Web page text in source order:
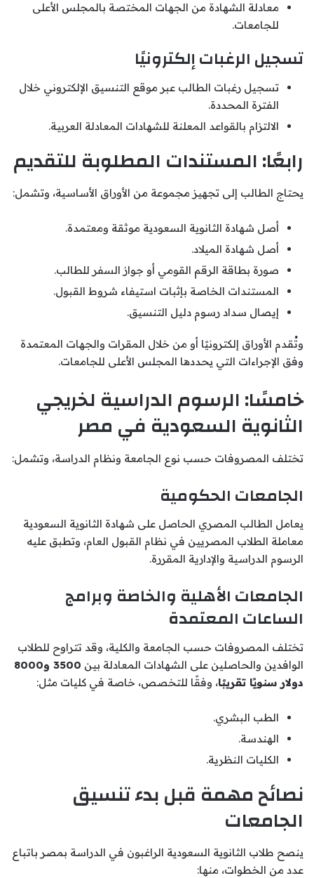
معادلة الشهادة من الجهات المختصة بالمجلس الأعلى
للجامعات.
تسجيل الرغبات إلكترونيًا
تسجيل رغبات الطالب عبر موقع التنسيق الإلكتروني خلال
الفترة المحددة.
الالتزام بالقواعد المعلنة للشهادات المعادلة العربية.
رابعًا: المستندات المطلوبة للتقديم
يحتاج الطالب إلى تجهيز مجموعة من الأوراق الأساسية، وتشمل:
أصل شهادة الثانوية السعودية موثقة ومعتمدة.
أصل شهادة الميلاد.
صورة بطاقة الرقم القومي أو جواز السفر للطالب.
المستندات الخاصة بإثبات استيفاء شروط القبول.
إيصال سداد رسوم دليل التنسيق.
وتُقدم الأوراق إلكترونيًا أو من خلال المقرات والجهات المعتمدة
وفق الإجراءات التي يحددها المجلس الأعلى للجامعات.
خامسًا: الرسوم الدراسية لخريجي
الثانوية السعودية في مصر
تختلف المصروفات حسب نوع الجامعة ونظام الدراسة، وتشمل:
الجامعات الحكومية
يعامل الطالب المصري الحاصل على شهادة الثانوية السعودية
معاملة الطلاب المصريين في نظام القبول العام، وتطبق عليه
الرسوم الدراسية والإدارية المقررة.
الجامعات الأهلية والخاصة وبرامج
الساعات المعتمدة
تختلف المصروفات حسب الجامعة والكلية، وقد تتراوح للطلاب
الوافدين والحاصلين على الشهادات المعادلة بين
3500 و8000
دولار سنويًا تقريبًا، وفقًا للتخصص، خاصة في كليات مثل:
الطب البشري.
الهندسة.
الكليات النظرية.
نصائح مهمة قبل بدء تنسيق
الجامعات
ينصح طلاب الثانوية السعودية الراغبون في الدراسة بمصر باتباع
عدد من الخطوات، منها: